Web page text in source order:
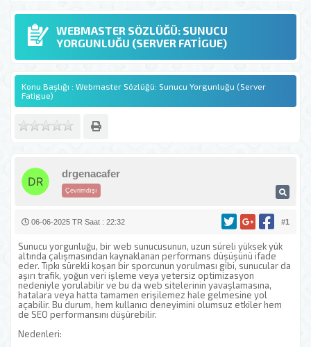
WEBMASTER SÖZLÜĞÜ: SUNUCU
YORGUNLUĞU (SERVER FATIGUE)
Konu Başlığı : Webmaster Sözlüğü: Sunucu Yorgunluğu (Server
Fatigue)
Çevrimdışı
drgenacafer
#1
06-06-2025 TR Saat : 22:32
Sunucu yorgunluğu, bir web sunucusunun, uzun süreli yüksek yük
altında çalışmasından kaynaklanan performans düşüşünü ifade
eder. Tıpkı sürekli koşan bir sporcunun yorulması gibi, sunucular da
aşırı trafik, yoğun veri işleme veya yetersiz optimizasyon
nedeniyle yorulabilir ve bu da web sitelerinin yavaşlamasına,
hatalara veya hatta tamamen erişilemez hale gelmesine yol
açabilir. Bu durum, hem kullanıcı deneyimini olumsuz etkiler hem
de SEO performansını düşürebilir.
Nedenleri: